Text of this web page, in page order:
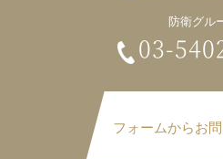
フォームからお
防衛グル
03-